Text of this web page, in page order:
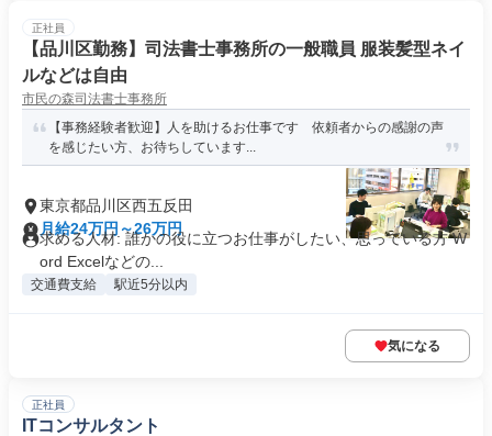
正社員
【品川区勤務】司法書士事務所の一般職員 服装髪型ネイ
ルなどは自由
市民の森司法書士事務所
【事務経験者歓迎】人を助けるお仕事です 依頼者からの感謝の声
を感じたい方、お待ちしています...
東京都品川区西五反田
月給24万円～26万円
求める人材: 誰かの役に立つお仕事がしたい、思っている方 W
ord Excelなどの...
交通費支給 駅近5分以内
気になる
正社員
ITコンサルタント